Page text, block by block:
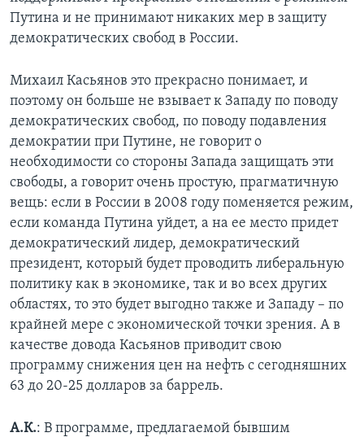
Путина и не принимают никаких мер в защиту
демократических свобод в России.
Михаил Касьянов это прекрасно понимает, и
поэтому он больше не взывает к Западу по поводу
демократических свобод, по поводу подавления
демократии при Путине, не говорит о
необходимости со стороны Запада защищать эти
свободы, а говорит очень простую, прагматичную
вещь: если в России в 2008 году поменяется режим,
если команда Путина уйдет, а на ее место придет
демократический лидер, демократический
президент, который будет проводить либеральную
политику как в экономике, так и во всех других
областях, то это будет выгодно также и Западу – по
крайней мере с экономической точки зрения. А в
качестве довода Касьянов приводит свою
программу снижения цен на нефть с сегодняшних
63 до 20-25 долларов за баррель.
А.К.: В программе, предлагаемой бывшим